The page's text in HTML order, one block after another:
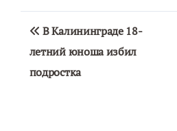
Навигация
по
записям
В Калининграде 18-
летний юноша избил
подростка